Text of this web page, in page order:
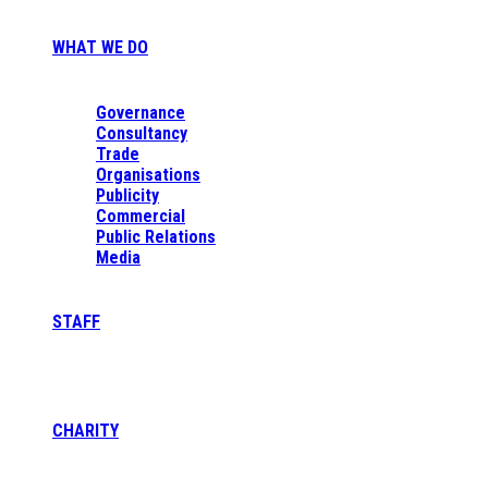
WHAT WE DO
Governance
Consultancy
Trade
Organisations
Publicity
Commercial
Public Relations
Media
STAFF
CHARITY